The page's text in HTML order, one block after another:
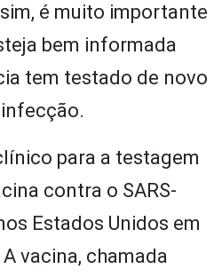
é muito importante
bem informada
tem testado de novo
para a testagem
contra o SARS-
Estados Unidos em
vacina, chamada